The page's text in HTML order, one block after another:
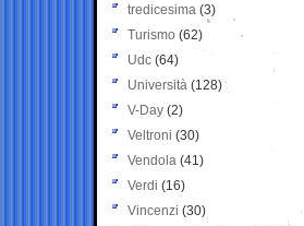
tredicesima (3)
Turismo (62)
Udc (64)
Università (128)
V-Day (2)
Veltroni (30)
Vendola (41)
Verdi (16)
Vincenzi (30)